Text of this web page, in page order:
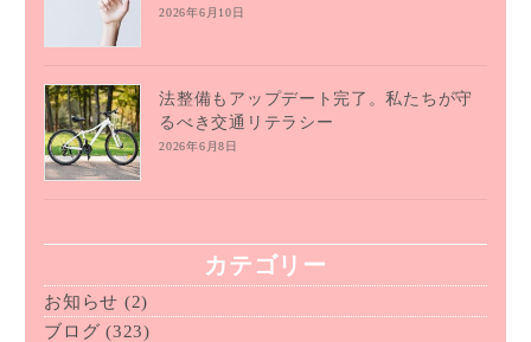
2026年6月10日
法整備もアップデート完了。私たちが守
るべき交通リテラシー
2026年6月8日
カテゴリー
お知らせ (2)
ブログ (323)